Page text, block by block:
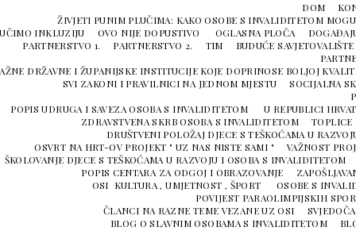
DOM
ŽIVJETI PUNIM PLUČIMA: KAKO OSOBE S INVALIDITETOM
UČIMO INKLUZIJU
OVO NIJE DOPUSTIVO OGLASNA PLOČA
PARTNERSTVO 1.
PARTNERSTVO 2. TIM
BUDUĆE
DRŽAVNE I ŽUPANIJSKE INSTITUCIJE KOJE DOPRINOSE BOLJOJ
SVI ZAKONI I PRAVILNICI NA JEDNOM MJESTU
SOCIJALNA
POPIS UDRUGA I SAVEZA OSOBA S INVALIDITETOM U REPUBLICI
ZDRAVSTVENA SKRB OSOBA S INVALIDITETOM
TOPLICE
DRUŠTVENI POLOŽAJ DJECE S TEŠKOĆAMA U
OSVRT NA HRT-OV PROJEKT " UZ NAS NISTE SAMI "
VAŽNOST
ŠKOLOVANJE DJECE S TEŠKOĆAMA U RAZVOJU I OSOBA S INVALIDITETOM
POPIS CENTARA ZA ODGOJ I OBRAZOVANJE
OSI KULTURA , UMJETNOST , ŠPORT
OSOBE S
POVIJEST PARAOLIMPIJSKIH
ČLANCI NA RAZNE TEME VEZANE UZ OSI
BLOG O SLAVNIM OSOBAMA S INVALIDITETOM